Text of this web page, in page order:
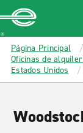
MAIN
CONTENT
Enterprise
Página Principal
Oficinas de
Estados Unidos